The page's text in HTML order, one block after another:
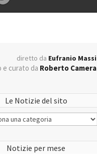
diretto da Eufranio Massi
e curato da Roberto Camera
Le Notizie del sito
Notizie per mese